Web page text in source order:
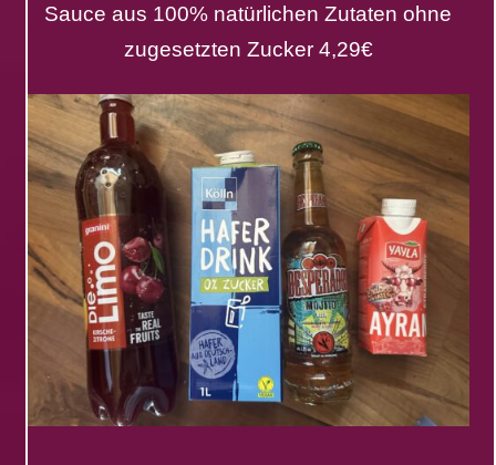
Sauce aus 100% natürlichen Zutaten ohne
zugesetzten Zucker 4,29€